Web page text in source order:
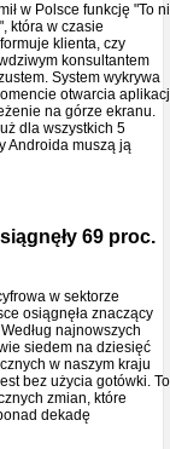
w Polsce funkcję "To
która w czasie
klienta, czy
konsultantem
System wykrywa
otwarcia
na górze ekranu.
dla wszystkich 5
Androida muszą ją
69 proc.
w sektorze
osiągnęła znaczący
najnowszych
siedem na dziesięć
w naszym kraju
bez użycia gotówki. To
zmian, które
dekadę